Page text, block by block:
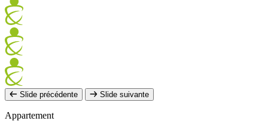
Slide précédente Slide suivante
Appartement